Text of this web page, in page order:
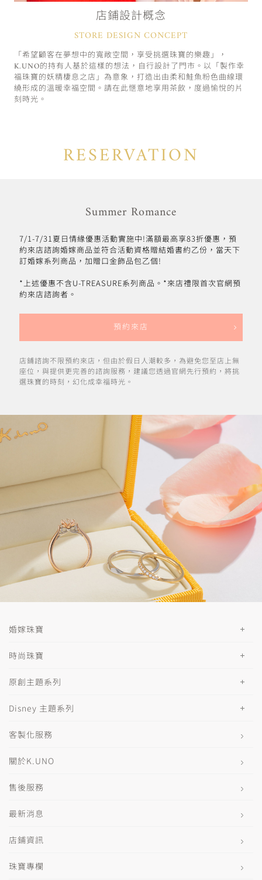
店鋪設計概念
STORE DESIGN CONCEPT
「希望顧客在夢想中的寬敞空間，享受挑選珠寶的樂趣」，
K.UNO的持有人基於這樣的想法，自行設計了門市。以「製作幸
福珠寶的妖精棲息之店」為意象，打造出由柔和鮭魚粉色曲線環
繞形成的溫暖幸福空間。請在此愜意地享用茶飲，度過愉悅的片
刻時光。
RESERVATION
Summer Romance
7/1-7/31夏日情緣優惠活動實施中!滿額最高享83折優惠，預
約來店諮詢婚嫁商品並符合活動資格贈結婚書約乙份，當天下
訂婚嫁系列商品，加贈口金飾品包乙個!
*上述優惠不含U-TREASURE系列商品。*來店禮限首次官網預
約來店諮詢者。
預約來店
店鋪諮詢不限預約來店，但由於假日人潮較多，為避免您至店上無
座位，與提供更完善的諮詢服務，建議您透過官網先行預約，將挑
選珠寶的時刻，幻化成幸福時光。
婚嫁珠寶
時尚珠寶
原創主題系列
Disney 主題系列
客製化服務
關於K.UNO
售後服務
最新消息
店鋪資訊
珠寶專欄